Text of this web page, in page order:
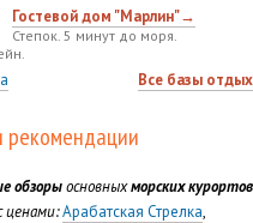
Гостевой дом "Марлин"→
Степок. 5 минут до моря.
Все базы
рекомендации
обзорыосновныхморских курортов
ценами: Арабатская Стрелка,